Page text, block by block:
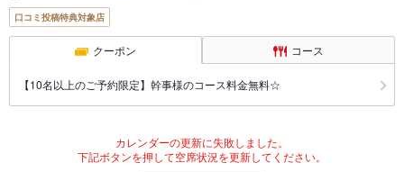
口コミ投稿特典対象店
クーポン コース
【10名以上のご予約限定】幹事様のコース料金無料☆
カレンダーの更新に失敗しました。
下記ボタンを押して空席状況を更新してください。